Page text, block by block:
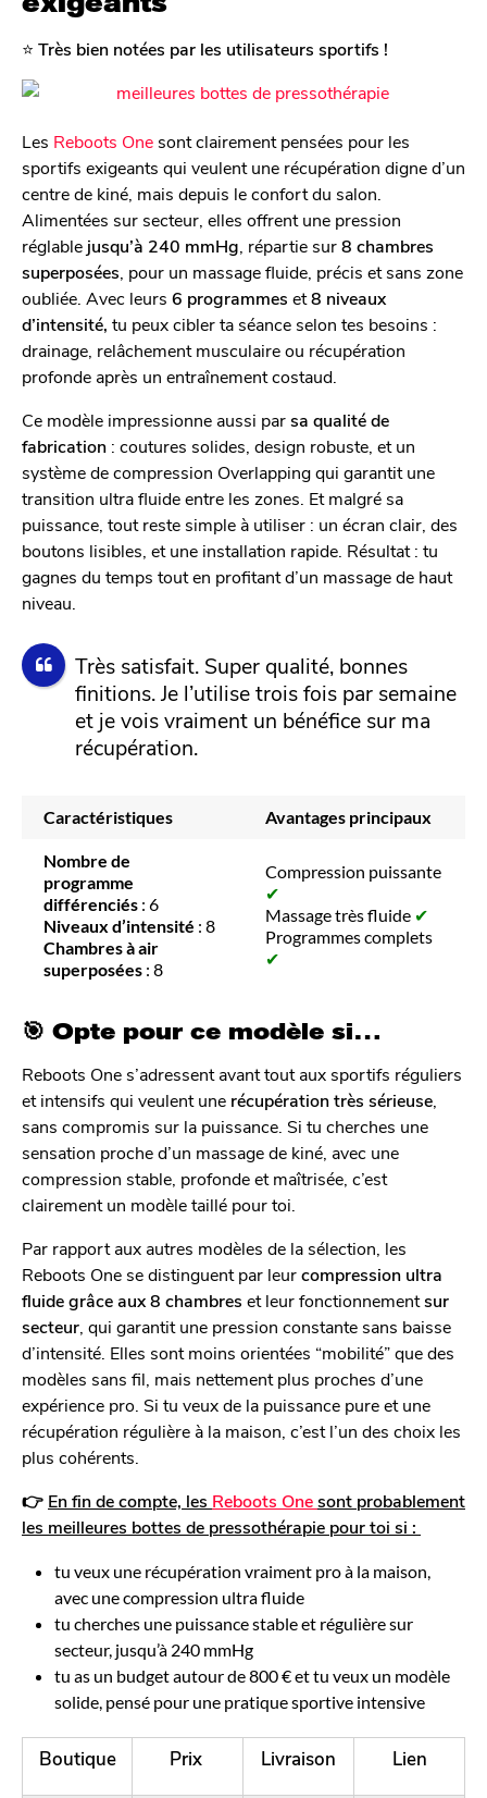
⭐️ Très bien notées par les utilisateurs sportifs !
Les Reboots Onesont clairement pensées pour les
sportifs exigeants qui veulent une récupération digne d’un
centre de kiné, mais depuis le confort du salon.
Alimentées sur secteur, elles offrent une pression
réglable jusqu’à 240 mmHg , répartie sur8 chambres
superposées , pour un massage fluide, précis et sans zone
oubliée. Avec leurs 6 programmes et8 niveaux
d’intensité, tu peux cibler ta séance selon tes besoins :
drainage, relâchement musculaire ou récupération
profonde après un entraînement costaud.
Ce modèle impressionne aussi parsa qualité de
fabrication : coutures solides, design robuste, et un
système de compression Overlapping qui garantit une
transition ultra fluide entre les zones. Et malgré sa
puissance, tout reste simple à utiliser : un écran clair, des
boutons lisibles, et une installation rapide. Résultat : tu
gagnes du temps tout en profitant d’un massage de haut
niveau.
Très satisfait. Super qualité, bonnes
finitions. Je l’utilise trois fois par semaine
et je vois vraiment un bénéfice sur ma
récupération.
Caractéristiques Avantages principaux
Nombre de
programme
différenciés : 6
Niveaux d’intensité : 8
Chambres à air
superposées : 8
Compression puissante
✔
Massage très fluide ✔
Programmes complets
✔
🎯 Opte pour ce modèle si…
Reboots One s’adressent avant tout aux sportifs réguliers
et intensifs qui veulent une récupération très sérieuse
sans compromis sur la puissance. Si tu cherches une
sensation proche d’un massage de kiné, avec une
compression stable, profonde et maîtrisée, c’est
clairement un modèle taillé pour toi.
Par rapport aux autres modèles de la sélection, les
Reboots One se distinguent par leurcompression ultra
fluide grâce aux 8 chambres et leur fonctionnementsur
secteur , qui garantit une pression constante sans baisse
d’intensité. Elles sont moins orientées “mobilité” que des
modèles sans fil, mais nettement plus proches d’une
expérience pro. Si tu veux de la puissance pure et une
récupération régulière à la maison, c’est l’un des choix les
plus cohérents.
👉 En fin de compte, les Reboots Onesont probablement
les meilleures bottes de pressothérapie pour toi si :
tu veux une récupération vraiment pro à la maison,
avec une compression ultra fluide
tu cherches une puissance stable et régulière sur
secteur, jusqu’à 240 mmHg
tu as un budget autour de 800 € et tu veux un modèle
solide, pensé pour une pratique sportive intensive
Boutique Prix Livraison Lien